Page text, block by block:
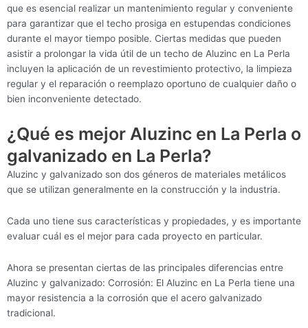
que es esencial realizar un mantenimiento regular y conveniente
para garantizar que el techo prosiga en estupendas condiciones
durante el mayor tiempo posible. Ciertas medidas que pueden
asistir a prolongar la vida útil de un techo de Aluzinc en La Perla
incluyen la aplicación de un revestimiento protectivo, la limpieza
regular y el reparación o reemplazo oportuno de cualquier daño o
bien inconveniente detectado.
¿Qué es mejor Aluzinc en La Perla o
galvanizado en La Perla?
Aluzinc y galvanizado son dos géneros de materiales metálicos
que se utilizan generalmente en la construcción y la industria.
Cada uno tiene sus características y propiedades, y es importante
evaluar cuál es el mejor para cada proyecto en particular.
Ahora se presentan ciertas de las principales diferencias entre
Aluzinc y galvanizado: Corrosión: El Aluzinc en La Perla tiene una
mayor resistencia a la corrosión que el acero galvanizado
tradicional.